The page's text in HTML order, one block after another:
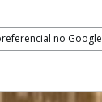
no Google